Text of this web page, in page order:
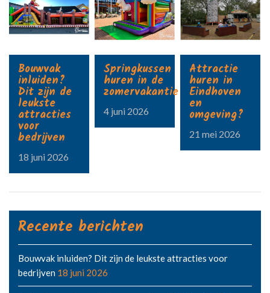
Bouwvak
inluiden?
Dit zijn de
leukste
attracties
voor
bedrijven
18 juni 2026
Springkussen
huren in de
zomervakantie?
4 juni 2026
Attractie
huren in
Eindhoven
en
omgeving?
21 mei 2026
Recente berichten
Bouwvak inluiden? Dit zijn de leukste attracties voor
bedrijven 18 juni 2026